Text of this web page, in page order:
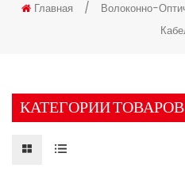
Главная / Волоконно-
КАТЕГОРИИ ТОВАРОВ